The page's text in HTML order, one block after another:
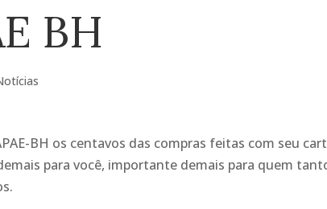
BH
BH os centavos das compras feitas com seu
para você, importante demais para quem